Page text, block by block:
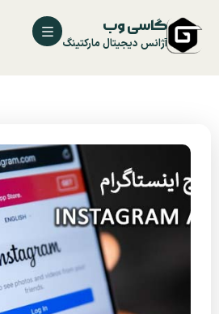
گاسی وب
آژانس دیجیتال مارکتینگ